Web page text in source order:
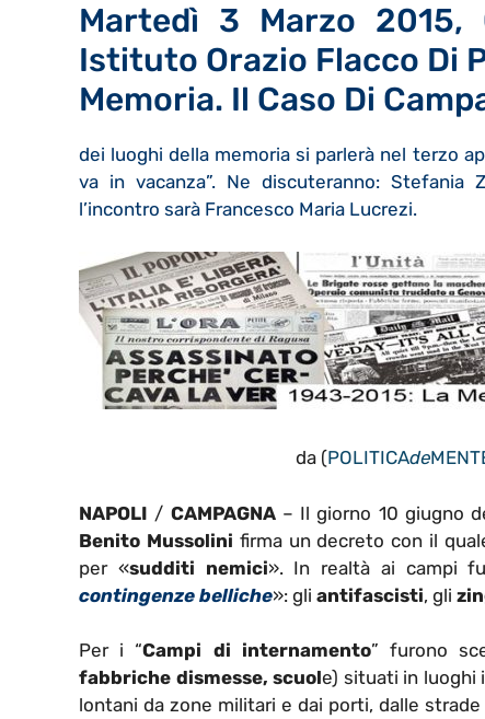
Martedì 3 Marzo 2015,
Istituto Orazio Flacco Di
Memoria. Il Caso Di
dei luoghi della memoria si parlerà nel terzo
va in vacanza”. Ne discuteranno: Stefania
l’incontro sarà Francesco Maria Lucrezi.
da (POLITICAde
NAPOLI / CAMPAGNA– Il giorno 10 giugno
Benito Mussolini firma un decreto con il
per «sudditi nemici». In realtà ai campi
contingenze belliche»: gli antifascisti, gli
Per i “Campi di internamento” furono
fabbriche dismesse, scuole) situati in luoghi
lontani da zone militari e dai porti, dalle